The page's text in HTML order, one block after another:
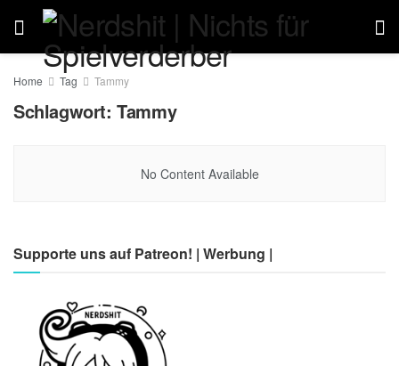
Home Tag Tammy
Schlagwort:Tammy
No Content Available
Supporte uns auf Patreon! | Werbung |